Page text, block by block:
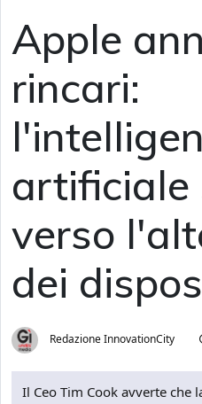
Apple
rincari:
artificiale
verso
dei
Redazione InnovationCity
Il Ceo Tim Cook avverte che